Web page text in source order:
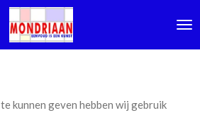
kunnen geven hebben wij gebruik